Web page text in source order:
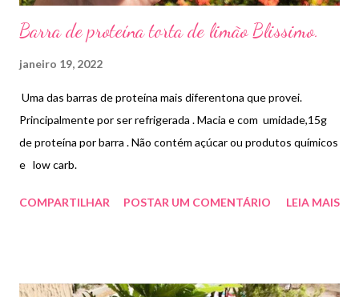
Barra de proteína torta de limão Blissimo.
janeiro 19, 2022
Uma das barras de proteína mais diferentona que provei.
Principalmente por ser refrigerada . Macia e com umidade,15g
de proteína por barra . Não contém açúcar ou produtos químicos
e low carb.
COMPARTILHAR POSTAR UM COMENTÁRIO LEIA MAIS